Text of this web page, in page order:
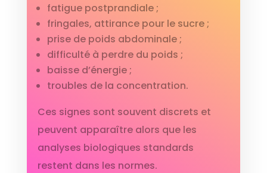
fatigue postprandiale ;
fringales, attirance pour le sucre ;
prise de poids abdominale ;
difficulté à perdre du poids ;
baisse d’énergie ;
troubles de la concentration.
Ces signes sont souvent discrets et
peuvent apparaître alors que les
analyses biologiques standards
restent dans les normes.